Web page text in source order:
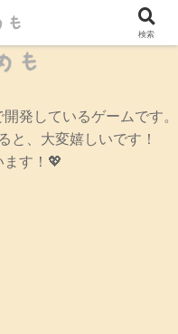
ログ
開発しているゲームです。
と、大変嬉しいです！
ます！💖
検索